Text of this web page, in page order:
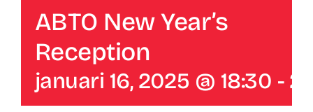
Faq
ABC Van De Toeristische Terminologie
ABTO New Year’s
Reception
januari 16, 2025 @ 18:30 -